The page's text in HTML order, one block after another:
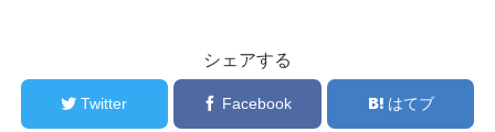
シェアする
Twitter Facebook はてブ